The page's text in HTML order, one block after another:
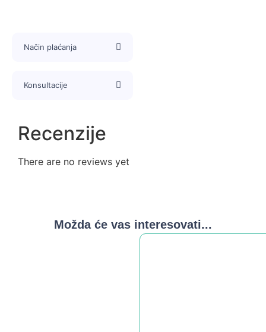
Način plaćanja
Konsultacije
Recenzije
There are no reviews yet
Možda će vas interesovati...